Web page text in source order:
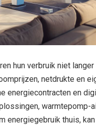
hun verbruik niet langer
netdrukte en
energiecontracten en
warmtepomp-
energiegebruik thuis, kan